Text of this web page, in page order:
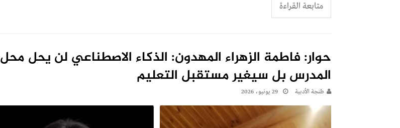
متابعة القراءة
حوار: فاطمة الزهراء المهدون: الذكاء الاصطناعي لن يحل محل
المدرس بل سيغير مستقبل التعليم
طنجة الأدبية 29 يونيو، 2026